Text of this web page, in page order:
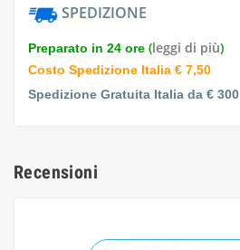
SPEDIZIONE
Preparato in 24 ore (leggi di più)
Costo Spedizione Italia € 7,50
Spedizione Gratuita Italia da € 300
Recensioni